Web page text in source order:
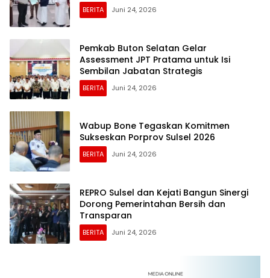
BERITA Juni 24, 2026
Pemkab Buton Selatan Gelar
Assessment JPT Pratama untuk Isi
Sembilan Jabatan Strategis
BERITA Juni 24, 2026
Wabup Bone Tegaskan Komitmen
Sukseskan Porprov Sulsel 2026
BERITA Juni 24, 2026
REPRO Sulsel dan Kejati Bangun Sinergi
Dorong Pemerintahan Bersih dan
Transparan
BERITA Juni 24, 2026